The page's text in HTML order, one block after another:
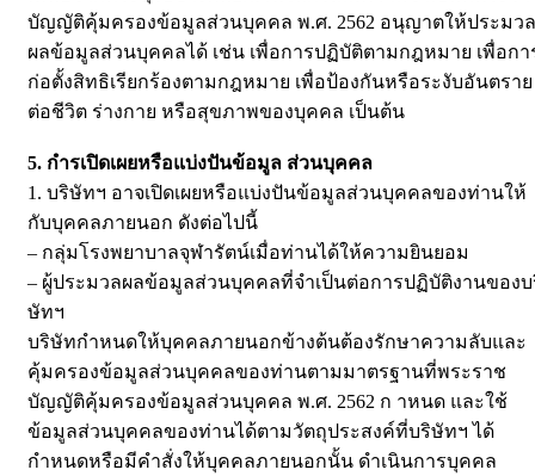
บัญญัติคุ้มครองข้อมูลส่วนบุคคล พ.ศ. 2562 อนุญาตให้ประมวล
ผลข้อมูลส่วนบุคคลได้ เช่น เพื่อการปฏิบัติตามกฎหมาย เพื่อกา
ก่อตั้งสิทธิเรียกร้องตามกฎหมาย เพื่อป้องกันหรือระงับอันตราย
ต่อชีวิต ร่างกาย หรือสุขภาพของบุคคล เป็นต้น
5. กำรเปิดเผยหรือแบ่งปันข้อมูล ส่วนบุคคล
1. บริษัทฯ อาจเปิดเผยหรือแบ่งปันข้อมูลส่วนบุคคลของท่านให้
กับบุคคลภายนอก ดังต่อไปนี้
– กลุ่มโรงพยาบาลจุฬารัตน์เมื่อท่านได้ให้ความยินยอม
– ผู้ประมวลผลข้อมูลส่วนบุคคลที่จำเป็นต่อการปฏิบัติงานของบ
ษัทฯ
บริษัทกำหนดให้บุคคลภายนอกข้างต้นต้องรักษาความลับและ
คุ้มครองข้อมูลส่วนบุคคลของท่านตามมาตรฐานที่พระราช
บัญญัติคุ้มครองข้อมูลส่วนบุคคล พ.ศ. 2562 ก าหนด และใช้
ข้อมูลส่วนบุคคลของท่านได้ตามวัตถุประสงค์ที่บริษัทฯ ได้
กำหนดหรือมีคำสั่งให้บุคคลภายนอกนั้น ดำเนินการบุคคล